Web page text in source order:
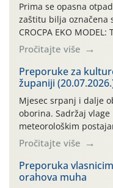
Prima se opasna
zaštitu bilja označena
CROCPA EKO
ambalaža drugih
bilja (npr. ambalaža
prihvaća. Korisnicima
prazne ambalaže
AGRONOM,
Pročitajte više
Preporuke za
županiji
Mjesec srpanj i dalje
oborina. Sadržaj
meteorološkim
cb, zbog čega se i
navodnjavanje te
ranijih sorti jabuka.
plodove odmah
Pročitajte više
Preporuka
orahova muha